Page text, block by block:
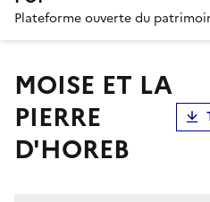
Plateforme ouverte du
MOISE ET LA
PIERRE
D'HOREB